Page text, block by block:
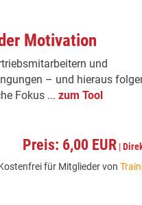
Motivation
und
– und hieraus
Fokus ... zum Tool
Preis: 6,00 EUR |
für Mitglieder von